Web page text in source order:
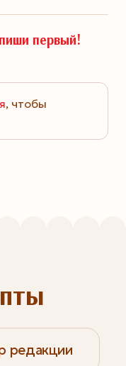
первый!
, чтобы
редакции